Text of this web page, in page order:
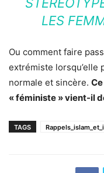
LES
Ou comment faire
extrémiste lorsqu’elle
normale et sincère.
« féministe » vient-il
TAGS